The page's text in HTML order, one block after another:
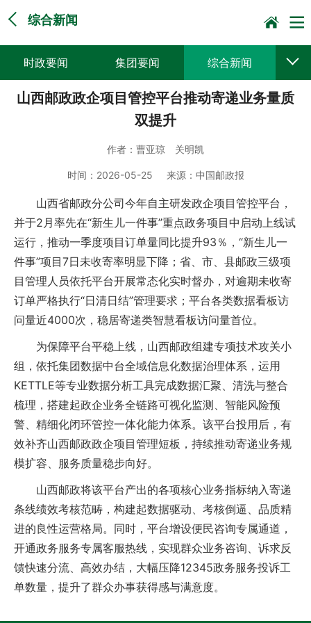
综合新闻
时政要闻 集团要闻 综合新闻
媒体聚焦 党建动态 普遍服务
山西邮政政企项目管控平台推动寄递业务量质
双提升
作者： 曹亚琼 关明凯
时间： 2026-05-25 来源： 中国邮政报
山西省邮政分公司今年自主研发政企项目管控平台，
并于2月率先在“新生儿一件事”重点政务项目中启动上线试
运行，推动一季度项目订单量同比提升93％，“新生儿一
件事”项目7日未收寄率明显下降；省、市、县邮政三级项
目管理人员依托平台开展常态化实时督办，对逾期未收寄
订单严格执行“日清日结”管理要求；平台各类数据看板访
问量近4000次，稳居寄递类智慧看板访问量首位。
为保障平台平稳上线，山西邮政组建专项技术攻关小
组，依托集团数据中台全域信息化数据治理体系，运用
KETTLE等专业数据分析工具完成数据汇聚、清洗与整合
梳理，搭建起政企业务全链路可视化监测、智能风险预
警、精细化闭环管控一体化能力体系。该平台投用后，有
效补齐山西邮政政企项目管理短板，持续推动寄递业务规
模扩容、服务质量稳步向好。
山西邮政将该平台产出的各项核心业务指标纳入寄递
条线绩效考核范畴，构建起数据驱动、考核倒逼、品质精
进的良性运营格局。同时，平台增设便民咨询专属通道，
开通政务服务专属客服热线，实现群众业务咨询、诉求反
馈快速分流、高效办结，大幅压降12345政务服务投诉工
单数量，提升了群众办事获得感与满意度。